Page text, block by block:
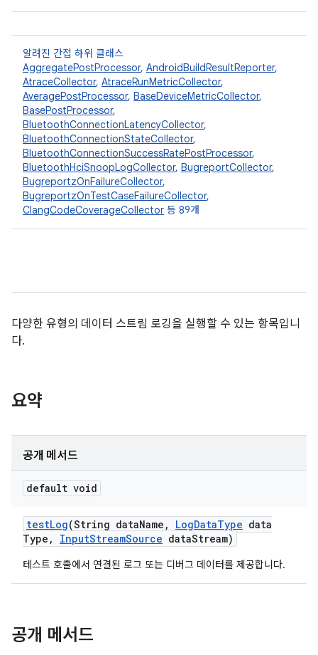
알려진 간접 하위 클래스
AggregatePostProcessor, AndroidBuildResultReporter,
AtraceCollector, AtraceRunMetricCollector,
AveragePostProcessor, BaseDeviceMetricCollector,
BasePostProcessor,
BluetoothConnectionLatencyCollector,
BluetoothConnectionStateCollector,
BluetoothConnectionSuccessRatePostProcessor,
BluetoothHciSnoopLogCollector, BugreportCollector,
BugreportzOnFailureCollector,
BugreportzOnTestCaseFailureCollector,
ClangCodeCoverageCollector 등 89개
다양한 유형의 데이터 스트림 로깅을 실행할 수 있는 항목입니
다.
요약
공개 메서드
default void
testLog(String dataName , LogDataType data
Type , InputStreamSource dataStream)
테스트 호출에서 연결된 로그 또는 디버그 데이터를 제공합니다.
공개 메서드